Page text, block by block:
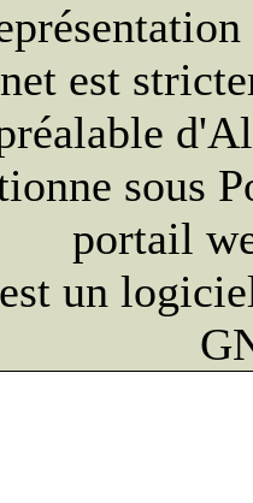
est
sous
portail
un